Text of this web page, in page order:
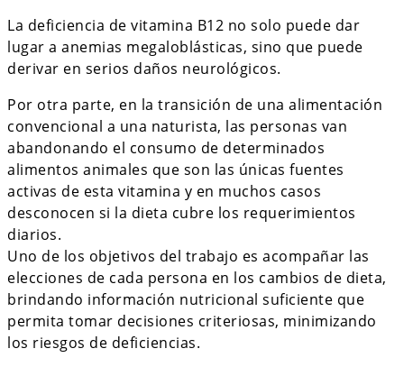
La deficiencia de vitamina B12 no solo puede dar
lugar a anemias megaloblásticas, sino que puede
derivar en serios daños neurológicos.
Por otra parte, en la transición de una alimentación
convencional a una naturista, las personas van
abandonando el consumo de determinados
alimentos animales que son las únicas fuentes
activas de esta vitamina y en muchos casos
desconocen si la dieta cubre los requerimientos
diarios.
Uno de los objetivos del trabajo es acompañar las
elecciones de cada persona en los cambios de dieta,
brindando información nutricional suficiente que
permita tomar decisiones criteriosas, minimizando
los riesgos de deficiencias.